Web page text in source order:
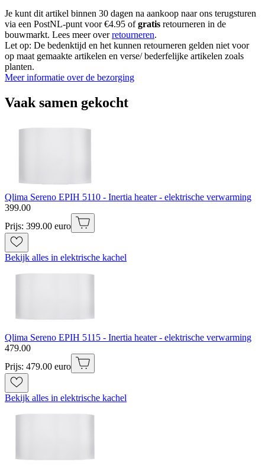
Je kunt dit artikel binnen 30 dagen na aankoop naar ons terugsturen
via een PostNL-punt voor €4.95 ofgratis retourneren in de
bouwmarkt. Lees meer overretourneren.
Let op: De bedenktijd en het kunnen retourneren gelden niet voor
op maat gemaakte artikelen en verse/ bederfelijke artikelen zoals
planten.
Meer informatie over de bezorging
Vaak samen gekocht
Qlima Sereno EPIH 5110 - Inertia heater - elektrische verwarming
399.00
Prijs: 399.00 euro
Bekijk alles in elektrische kachel
Qlima Sereno EPIH 5115 - Inertia heater - elektrische verwarming
479.00
Prijs: 479.00 euro
Bekijk alles in elektrische kachel